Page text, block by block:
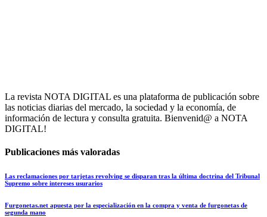
La revista NOTA DIGITAL es una plataforma de publicación sobre
las noticias diarias del mercado, la sociedad y la economía, de
información de lectura y consulta gratuita. Bienvenid@ a NOTA
DIGITAL!
Publicaciones más valoradas
Las reclamaciones por tarjetas revolving se disparan tras la última doctrina del Tribunal
Supremo sobre intereses usurarios
Furgonetas.net apuesta por la especialización en la compra y venta de furgonetas de
segunda mano